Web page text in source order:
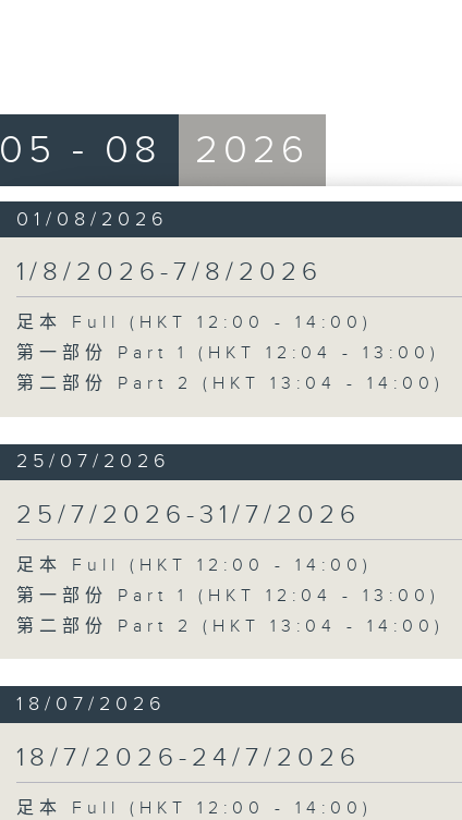
05 - 08 2026
01/08/2026
1/8/2026-7/8/2026
足本 Full (HKT 12:00 - 14:00)
第一部份 Part 1 (HKT 12:04 - 13:00)
第二部份 Part 2 (HKT 13:04 - 14:00)
25/07/2026
25/7/2026-31/7/2026
足本 Full (HKT 12:00 - 14:00)
第一部份 Part 1 (HKT 12:04 - 13:00)
第二部份 Part 2 (HKT 13:04 - 14:00)
18/07/2026
18/7/2026-24/7/2026
足本 Full (HKT 12:00 - 14:00)